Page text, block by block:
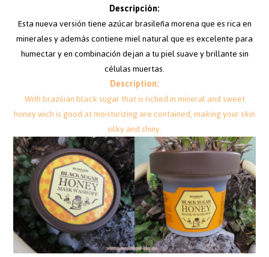
Descripción:
Esta nueva versión tiene azúcar brasileña morena que es rica en
minerales y además contiene miel natural que es excelente para
humectar y en combinación dejan a tu piel suave y brillante sin
células muertas.
Description:
With brazilian black sugar that is riched in mineral and sweet
honey wich is good at moisturizing are contained, making your skin
silky and shiny.